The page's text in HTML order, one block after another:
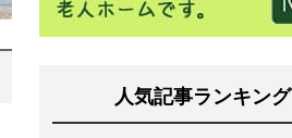
人気記事ランキング